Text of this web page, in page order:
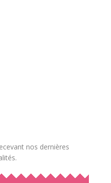
nos dernières